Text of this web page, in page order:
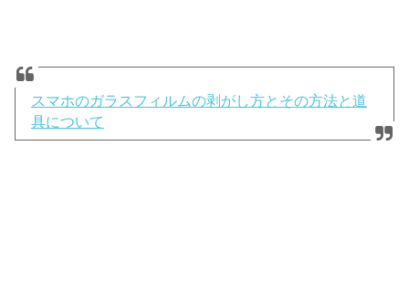
スマホのガラスフィルムの剥がし方とその方法と道
具について